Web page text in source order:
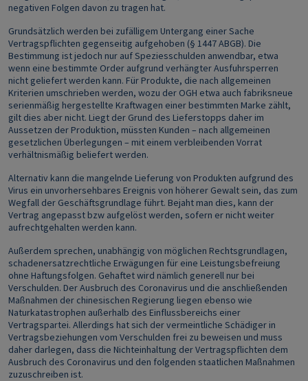
negativen Folgen davon zu tragen hat.
Grundsätzlich werden bei zufälligem Untergang einer Sache
Vertragspflichten gegenseitig aufgehoben (§ 1447 ABGB). Die
Bestimmung ist jedoch nur auf Speziesschulden anwendbar, etwa
wenn eine bestimmte Order aufgrund verhängter Ausfuhrsperren
nicht geliefert werden kann. Für Produkte, die nach allgemeinen
Kriterien umschrieben werden, wozu der OGH etwa auch fabriksneue
serienmäßig hergestellte Kraftwagen einer bestimmten Marke zählt,
gilt dies aber nicht. Liegt der Grund des Lieferstopps daher im
Aussetzen der Produktion, müssten Kunden – nach allgemeinen
gesetzlichen Überlegungen – mit einem verbleibenden Vorrat
verhältnismäßig beliefert werden.
Alternativ kann die mangelnde Lieferung von Produkten aufgrund des
Virus ein unvorhersehbares Ereignis von höherer Gewalt sein, das zum
Wegfall der Geschäftsgrundlage führt. Bejaht man dies, kann der
Vertrag angepasst bzw aufgelöst werden, sofern er nicht weiter
aufrechtgehalten werden kann.
Außerdem sprechen, unabhängig von möglichen Rechtsgrundlagen,
schadenersatzrechtliche Erwägungen für eine Leistungsbefreiung
ohne Haftungsfolgen. Gehaftet wird nämlich generell nur bei
Verschulden. Der Ausbruch des Coronavirus und die anschließenden
Maßnahmen der chinesischen Regierung liegen ebenso wie
Naturkatastrophen außerhalb des Einflussbereichs einer
Vertragspartei. Allerdings hat sich der vermeintliche Schädiger in
Vertragsbeziehungen vom Verschulden frei zu beweisen und muss
daher darlegen, dass die Nichteinhaltung der Vertragspflichten dem
Ausbruch des Coronavirus und den folgenden staatlichen Maßnahmen
zuzuschreiben ist.